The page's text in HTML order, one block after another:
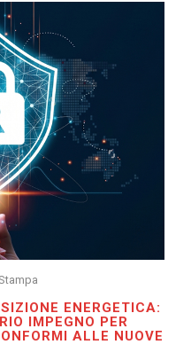
ENERGETICA:
IMPEGNO PER
ALLE NUOVE